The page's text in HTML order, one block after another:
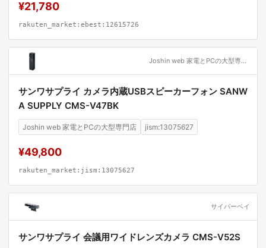
¥21,780
rakuten_market:ebest:12615726
Joshin web 家電とPCの大型専門店
サンワサプライ カメラ内蔵USBスピーカーフォン SANW
A SUPPLY CMS-V47BK
Joshin web 家電とPCの大型専門店 jism:13075627
¥49,800
rakuten_market:jism:13075627
サイバーベイ
サンワサプライ 会議用ワイドレンズカメラ CMS-V52S